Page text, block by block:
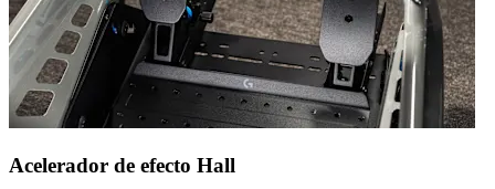
Acelerador de efecto Hall